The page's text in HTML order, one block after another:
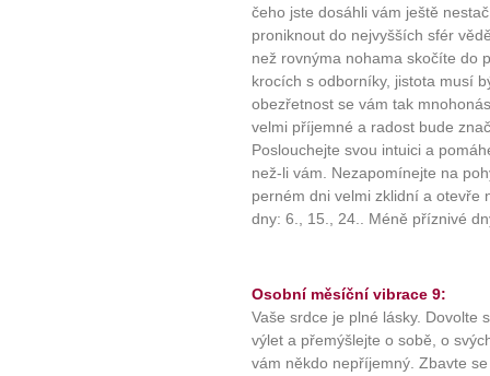
...
Máte pocit, že jste unaveni
Jak mít více energie
Jak vnést do života
Jak být šťastnější
čeho jste dosáhli vám ještě
proniknout do nejvyšších sfér
než rovnýma nohama skočíte do
krocích s odborníky, jistota musí
obezřetnost se vám tak
velmi příjemné a radost bude
Poslouchejte svou intuici a
než-li vám. Nezapomínejte na
perném dni velmi zklidní a otevře
dny: 6., 15., 24.. Méně příznivé
Osobní měsíční vibrace 9:
Vaše srdce je plné lásky. Dovolte
výlet a přemýšlejte o sobě, o
vám někdo nepříjemný. Zbavte